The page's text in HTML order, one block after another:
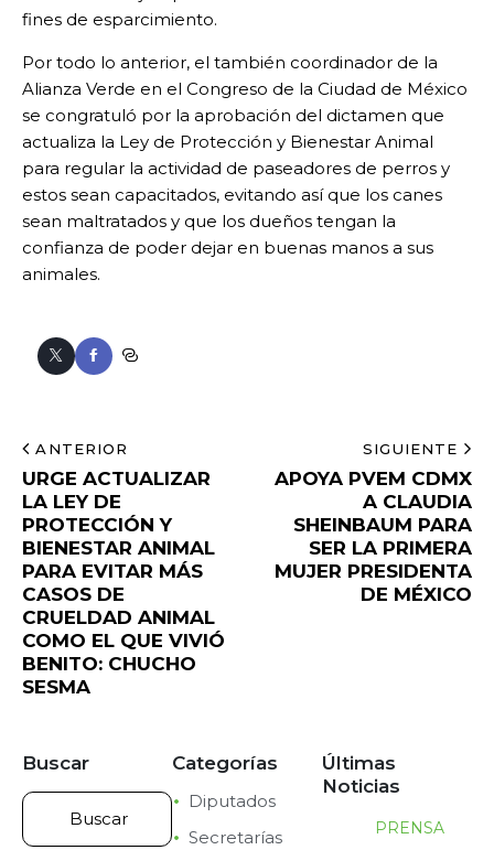
fines de esparcimiento.
Por todo lo anterior, el también coordinador de la
Alianza Verde en el Congreso de la Ciudad de México
se congratuló por la aprobación del dictamen que
actualiza la Ley de Protección y Bienestar Animal
para regular la actividad de paseadores de perros y
estos sean capacitados, evitando así que los canes
sean maltratados y que los dueños tengan la
confianza de poder dejar en buenas manos a sus
animales.
ANTERIOR
URGE ACTUALIZAR
LA LEY DE
PROTECCIÓN Y
BIENESTAR ANIMAL
PARA EVITAR MÁS
CASOS DE
CRUELDAD ANIMAL
COMO EL QUE VIVIÓ
BENITO: CHUCHO
SESMA
SIGUIENTE
APOYA PVEM CDMX
A CLAUDIA
SHEINBAUM PARA
SER LA PRIMERA
MUJER PRESIDENTA
DE MÉXICO
Buscar Categorías
Diputados
Secretarías
Últimas
Noticias
PRENSA